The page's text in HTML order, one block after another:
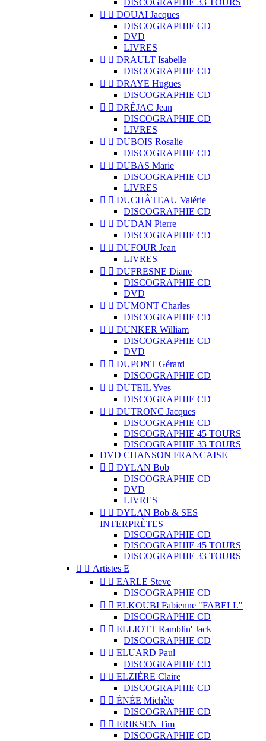
DISCOGRAPHIE 33 TOURS
  DOUAI Jacques
DISCOGRAPHIE CD
DVD
LIVRES
  DRAULT Isabelle
DISCOGRAPHIE CD
  DRAYE Hugues
DISCOGRAPHIE CD
  DRÉJAC Jean
DISCOGRAPHIE CD
LIVRES
  DUBOIS Rosalie
DISCOGRAPHIE CD
  DUBAS Marie
DISCOGRAPHIE CD
LIVRES
  DUCHÂTEAU Valérie
DISCOGRAPHIE CD
  DUDAN Pierre
DISCOGRAPHIE CD
  DUFOUR Jean
LIVRES
  DUFRESNE Diane
DISCOGRAPHIE CD
DVD
  DUMONT Charles
DISCOGRAPHIE CD
  DUNKER William
DISCOGRAPHIE CD
DVD
  DUPONT Gérard
DISCOGRAPHIE CD
  DUTEIL Yves
DISCOGRAPHIE CD
  DUTRONC Jacques
DISCOGRAPHIE CD
DISCOGRAPHIE 45 TOURS
DISCOGRAPHIE 33 TOURS
DVD CHANSON FRANCAISE
  DYLAN Bob
DISCOGRAPHIE CD
DVD
LIVRES
  DYLAN Bob & SES
INTERPRÈTES
DISCOGRAPHIE CD
DISCOGRAPHIE 45 TOURS
DISCOGRAPHIE 33 TOURS
  Artistes E
  EARLE Steve
DISCOGRAPHIE CD
  ELKOUBI Fabienne "FABELL"
DISCOGRAPHIE CD
  ELLIOTT Ramblin' Jack
DISCOGRAPHIE CD
  ELUARD Paul
DISCOGRAPHIE CD
  ELZIÈRE Claire
DISCOGRAPHIE CD
  ÉNÉE Michèle
DISCOGRAPHIE CD
  ERIKSEN Tim
DISCOGRAPHIE CD